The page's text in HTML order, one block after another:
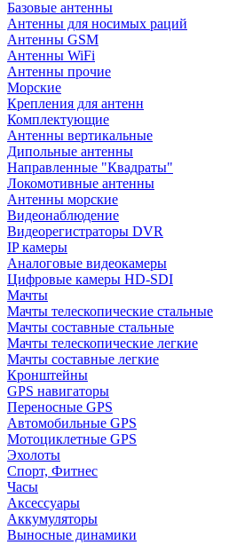
Базовые антенны
Антенны для носимых раций
Антенны GSM
Антенны WiFi
Антенны прочие
Морские
Крепления для антенн
Комплектующие
Антенны вертикальные
Дипольные антенны
Направленные "Квадраты"
Локомотивные антенны
Антенны морские
Видеонаблюдение
Видеорегистраторы DVR
IP камеры
Аналоговые видеокамеры
Цифровые камеры HD-SDI
Мачты
Мачты телескопические стальные
Мачты составные стальные
Мачты телескопические легкие
Мачты составные легкие
Кронштейны
GPS навигаторы
Переносные GPS
Автомобильные GPS
Мотоциклетные GPS
Эхолоты
Спорт, Фитнес
Часы
Аксессуары
Аккумуляторы
Выносные динамики